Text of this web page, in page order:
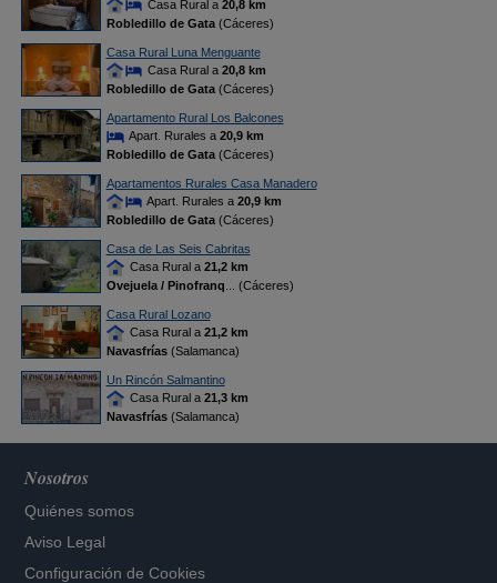
Casa Rural a 20,8 km
Robledillo de Gata(Cáceres)
Casa Rural Luna Menguante
Casa Rural a 20,8 km
Robledillo de Gata(Cáceres)
Apartamento Rural Los Balcones
Apart. Rurales a 20,9 km
Robledillo de Gata(Cáceres)
Apartamentos Rurales Casa Manadero
Apart. Rurales a 20,9 km
Robledillo de Gata(Cáceres)
Casa de Las Seis Cabritas
Casa Rural a 21,2 km
Ovejuela / Pinofranq ... (Cáceres)
Casa Rural Lozano
Casa Rural a 21,2 km
Navasfrías(Salamanca)
Un Rincón Salmantino
Casa Rural a 21,3 km
Navasfrías(Salamanca)
Nosotros
Quiénes somos
Aviso Legal
Configuración de Cookies